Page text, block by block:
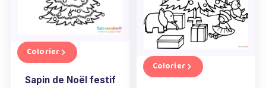
Colorier
Sapin de Noël festif
Colorier